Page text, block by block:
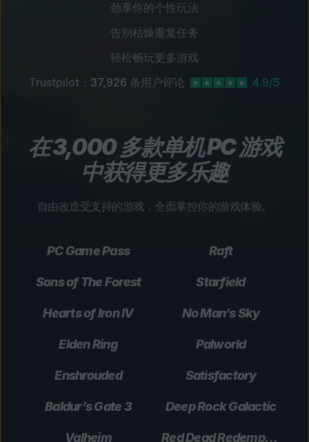
劲享你的个性玩法
告别枯燥重复任务
轻松畅玩更多游戏
Trustpilot： 37,926 条用户评论 4.9/5
在 3,000 多款单机 PC 游戏
中获得更多乐趣
自由改造受支持的游戏，全面掌控你的游戏体验。
PC Game Pass Raft
Sons of The Forest Starfield
Hearts of Iron IV No Man’s Sky
Elden Ring Palworld
Enshrouded Satisfactory
Baldur’s Gate 3 Deep Rock Galactic
Valheim Red Dead Redemption 2